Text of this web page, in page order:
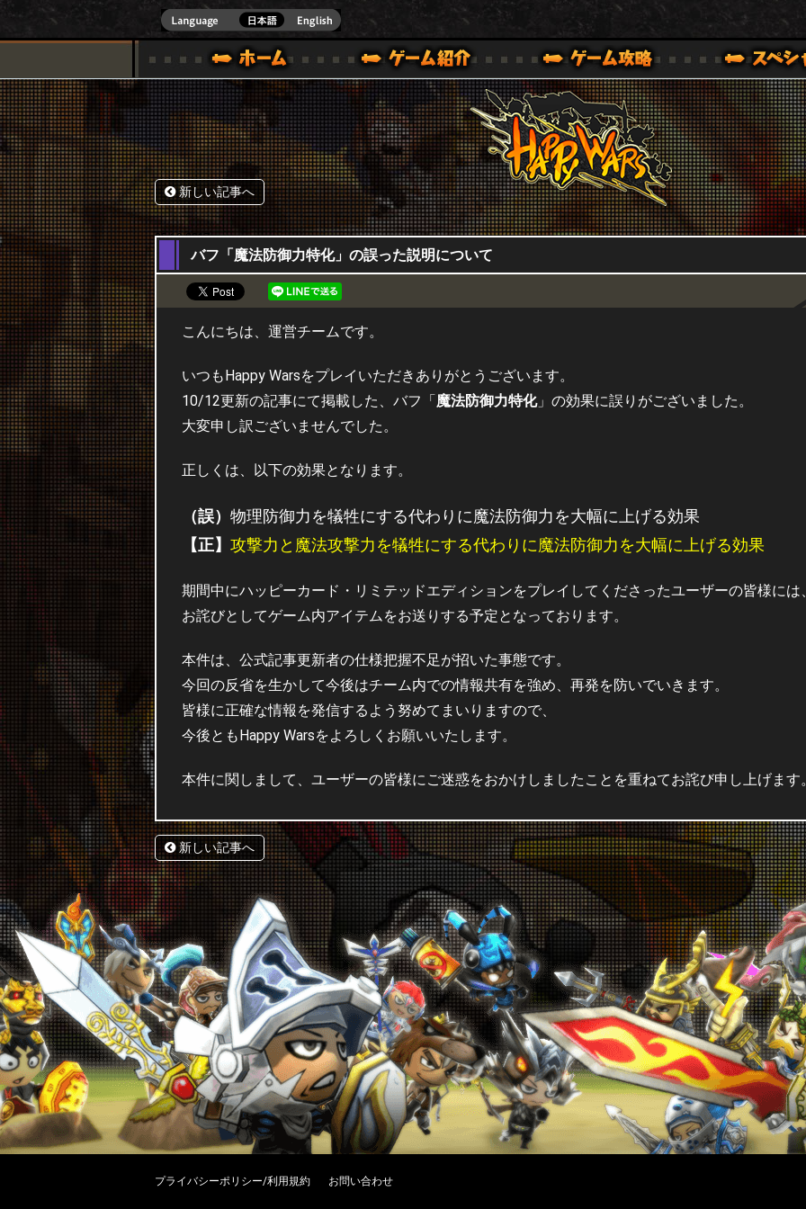
HappyWars
)公式サイト [ XBOX 360,XBOX ONE VER.]
ゲームガイド
スペシャル｜HAPPY WARS(ハッピーウォーズ)公式サイト [ XBOX 360,XBOX ONE VER.]
サポート | HAPPY WARS(ハッピーウォーズ)公式サイト [ XBOX 360,XBOX ONE VER.]
新しい記事へ
25,10,2017
バフ「魔法防御力特化」の誤った説明について
こんにちは、運営チームです。
いつもHappy Warsをプレイいただきありがとうございます。
10/12更新の記事にて掲載した、バフ「魔法防御力特化」の効果に誤りがございました。
大変申し訳ございませんでした。
正しくは、以下の効果となります。
（誤） 物理防御力を犠牲にする代わりに魔法防御力を大幅に上げる効果
【正】 攻撃力と魔法攻撃力を犠牲にする代わりに魔法防御力を大幅に上げる効果
期間中にハッピーカード・リミテッドエディションをプレイしてくださったユーザーの皆様には
お詫びとしてゲーム内アイテムをお送りする予定となっております。
本件は、公式記事更新者の仕様把握不足が招いた事態です。
今回の反省を生かして今後はチーム内での情報共有を強め、再発を防いでいきます。
皆様に正確な情報を発信するよう努めてまいりますので、
今後ともHappy Warsをよろしくお願いいたします。
本件に関しまして、ユーザーの皆様にご迷惑をおかけしましたことを重ねてお詫び申し上げます
新しい記事へ
プライバシーポリシー/利用規約 お問い合わせ